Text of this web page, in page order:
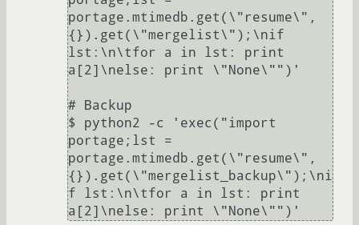
portage.mtimedb.get(\"resume\",
{}).get(\"mergelist\");\nif
lst:\n\tfor a in lst: print
a[2]\nelse: print \"None\"")'
# Backup
$ python2 -c 'exec("import
portage;lst =
portage.mtimedb.get(\"resume\",
{}).get(\"mergelist_backup\");\ni
f lst:\n\tfor a in lst: print